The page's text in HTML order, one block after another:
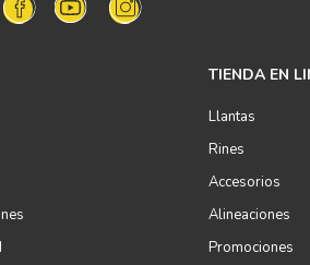
TIENDA EN
Llantas
Rines
Accesorios
Alineaciones
Promociones